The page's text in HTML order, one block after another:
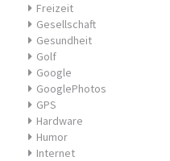
Freizeit
Gesellschaft
Gesundheit
Golf
Google
GooglePhotos
GPS
Hardware
Humor
Internet